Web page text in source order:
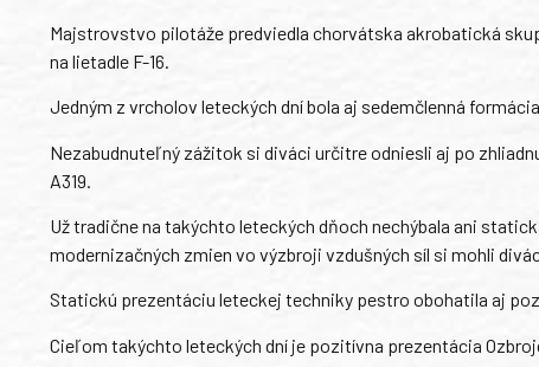
Majstrovstvo pilotáže predviedla chorvátska akrobatická
na lietadle F-16.
Jedným z vrcholov leteckých dní bola aj sedemčlenná
Nezabudnuteľný zážitok si diváci určitre odniesli aj po
A319.
Už tradične na takýchto leteckých dňoch nechýbala ani
modernizačných zmien vo výzbroji vzdušných síl si mohli
Statickú prezentáciu leteckej techniky pestro obohatila aj
Cieľom takýchto leteckých dní je pozitívna prezentácia